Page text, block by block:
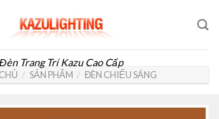
Đèn Trang Trí Kazu Cao Cấp
/ SẢN PHẨM / ĐÈN CHIẾU SÁNG